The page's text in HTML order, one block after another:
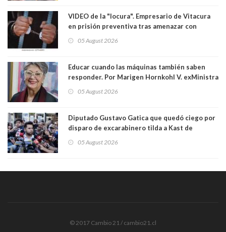
VIDEO de la "locura". Empresario de Vitacura
en prisión preventiva tras amenazar con
Los persiguió en potente camioneta
05 August 2026
Educar cuando las máquinas también saben
responder. Por Marigen Hornkohl V. exMinistra
05 August 2026
Diputado Gustavo Gatica que quedó ciego por
disparo de excarabinero tilda a Kast de
absolución del exuniformado. Presidente DC
05 August 2026
© 2017 Cambio 21 / cambio21.cl